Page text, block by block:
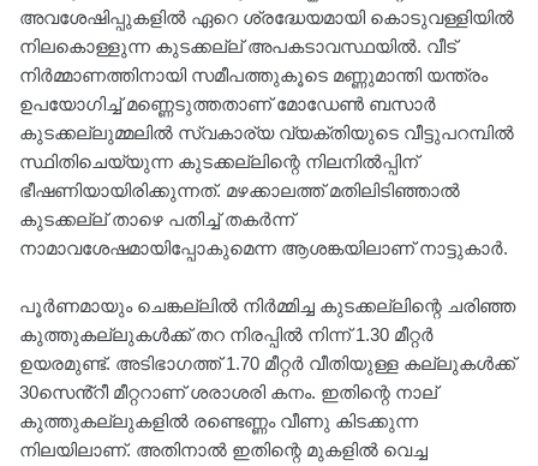
അവശേഷിപ്പുകളിൽ ഏറെ ശ്രദ്ധേയമായി കൊടുവള്ളിയിൽ
നിലകൊള്ളുന്ന കുടക്കല്ല് അപകടാവസ്ഥയിൽ. വീട്
നിർമ്മാണത്തിനായി സമീപത്തുകൂടെ മണ്ണുമാന്തി യന്ത്രം
ഉപയോഗിച്ച് മണ്ണെടുത്തതാണ് മോഡേൺ ബസാർ
കുടക്കല്ലുമ്മലിൽ സ്വകാര്യ വ്യക്തിയുടെ വീട്ടുപറമ്പിൽ
സ്ഥിതിചെയ്യുന്ന കുടക്കല്ലിന്റെ നിലനിൽപ്പിന്
ഭീഷണിയായിരിക്കുന്നത്. മഴക്കാലത്ത് മതിലിടിഞ്ഞാൽ
കുടക്കല്ല് താഴെ പതിച്ച് തകർന്ന്
നാമാവശേഷമായിപ്പോകുമെന്ന ആശങ്കയിലാണ് നാട്ടുകാർ.
പൂർണമായും ചെങ്കല്ലിൽ നിർമ്മിച്ച കുടക്കല്ലിന്റെ ചരിഞ്ഞ
കുത്തുകല്ലുകൾക്ക് തറ നിരപ്പിൽ നിന്ന് 1.30 മീറ്റർ
ഉയരമുണ്ട്. അടിഭാഗത്ത് 1.70 മീറ്റർ വീതിയുള്ള കല്ലുകൾക്ക്
30സെൻ്റീ മീറ്ററാണ് ശരാശരി കനം. ഇതിന്റെ നാല്
കുത്തുകല്ലുകളിൽ രണ്ടെണ്ണം വീണു കിടക്കുന്ന
നിലയിലാണ്. അതിനാൽ ഇതിന്റെ മുകളിൽ വെച്ച